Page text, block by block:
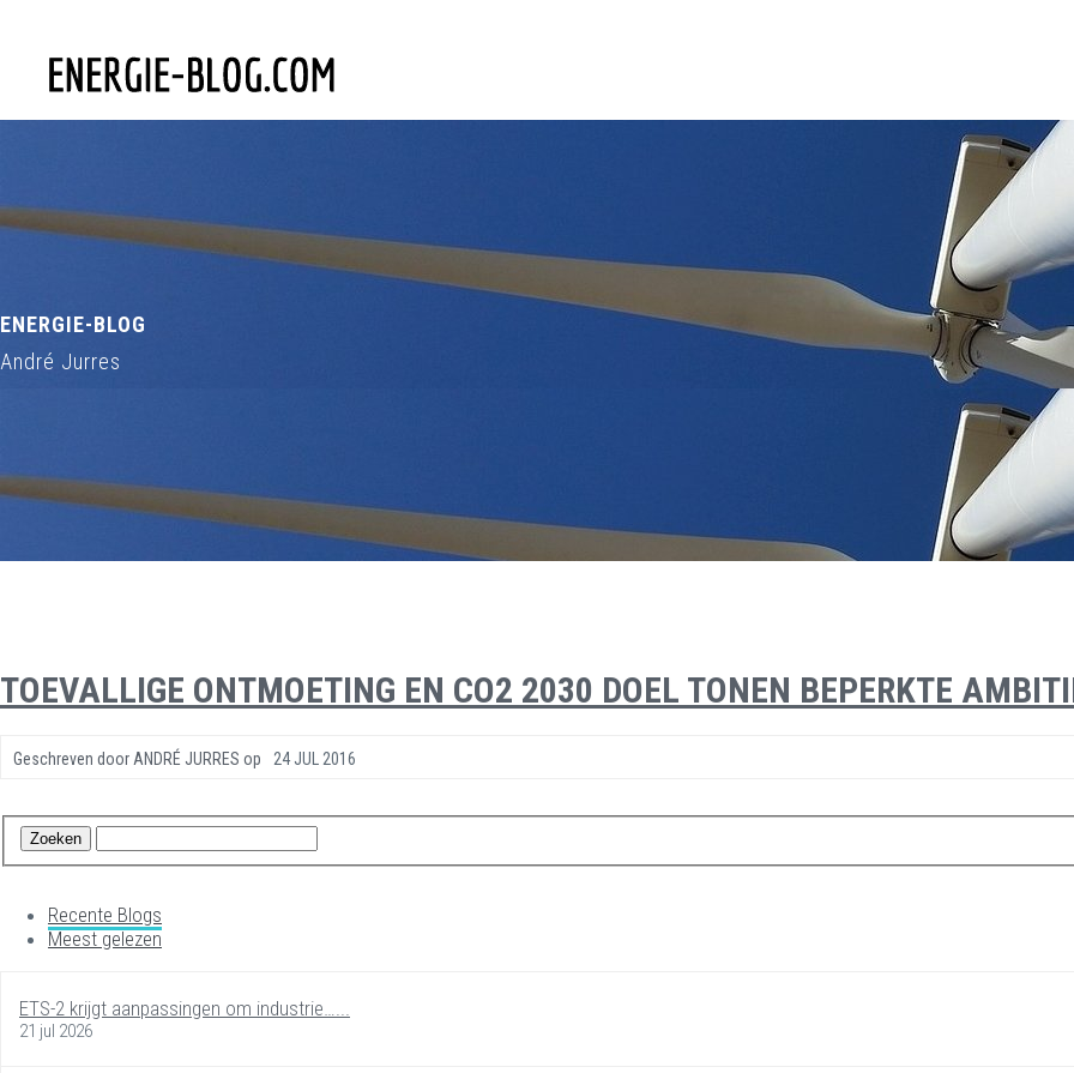
ENERGIE-BLOG
André Jurres
TOEVALLIGE ONTMOETING EN CO2 2030 DOEL TONEN BEPERKTE
Geschreven door ANDRÉ JURRES op 24 JUL 2016
Recente Blogs
Meest gelezen
ETS-2 krijgt aanpassingen om industrie…...
21 jul 2026